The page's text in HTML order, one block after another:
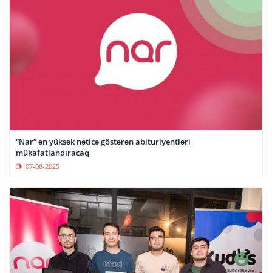
“Nar” ən yüksək nəticə göstərən abituriyentləri
mükafatlandıracaq
07-08-2025